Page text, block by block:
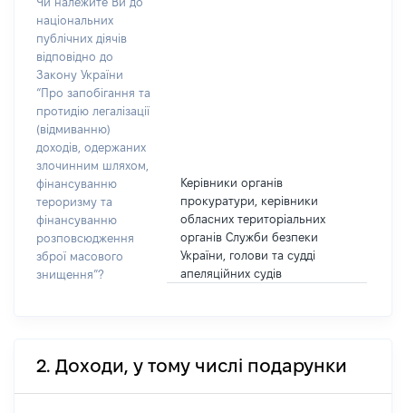
національних
публічних діячів
відповідно до
Закону України
“Про запобігання та
протидію легалізації
(відмиванню)
доходів, одержаних
злочинним шляхом,
фінансуванню
тероризму та
фінансуванню
розповсюдження
зброї масового
знищення”?
Керівники органів
прокуратури, керівники
обласних територіальних
органів Служби безпеки
України, голови та судді
апеляційних судів
2. Доходи, у тому числі подарунки